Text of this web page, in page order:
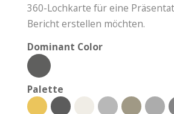
360-Lochkarte für eine
Bericht erstellen möchten.
Dominant Color
Palette